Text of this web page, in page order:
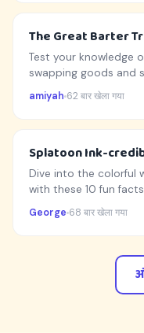
The Great Barter
Test your knowledge
swapping goods and
amiyah 62 बार खेला गया
Splatoon Ink-
Dive into the colorful
with these 10 fun
George 68 बार खेला गया